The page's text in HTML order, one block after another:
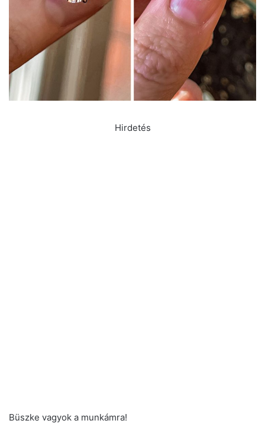
Hirdetés
Büszke vagyok a munkámra!